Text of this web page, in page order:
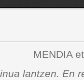
lantzen. En